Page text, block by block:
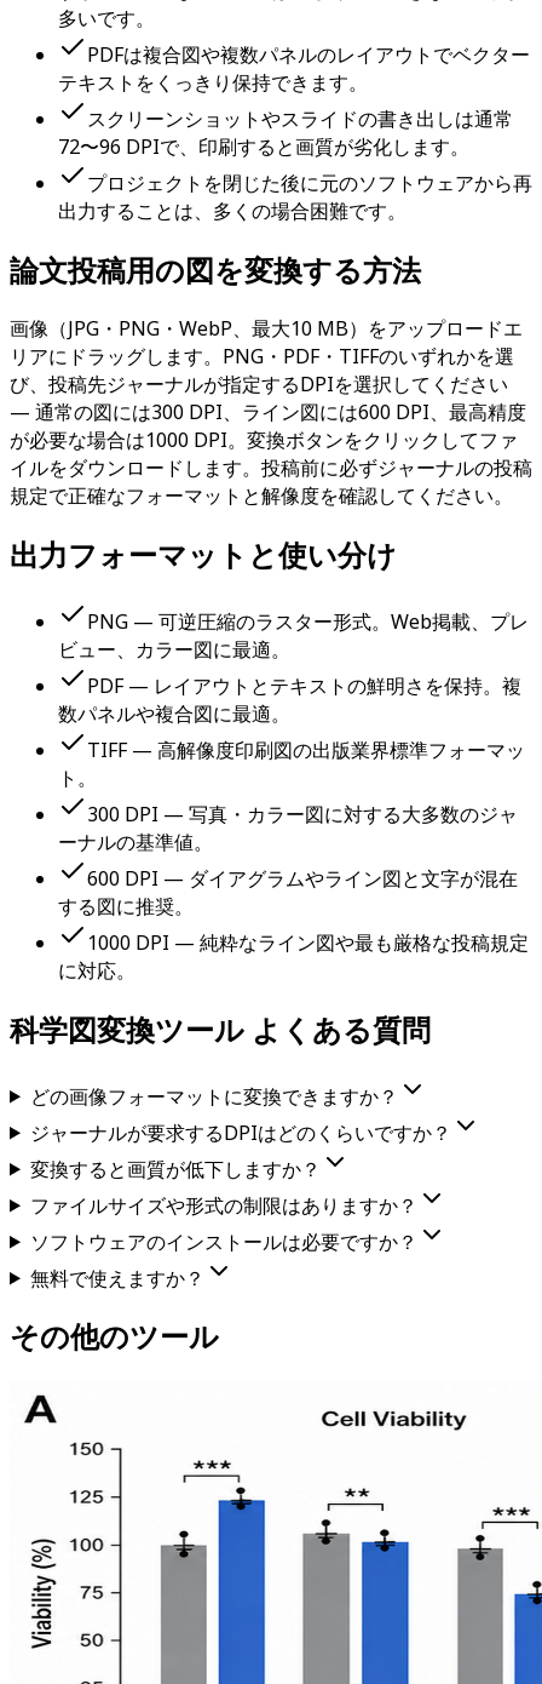
多いです。
PDFは複合図や複数パネルのレイアウトでベクター
テキストをくっきり保持できます。
スクリーンショットやスライドの書き出しは通常
72〜96 DPIで、印刷すると画質が劣化します。
プロジェクトを閉じた後に元のソフトウェアから再
出力することは、多くの場合困難です。
論文投稿用の図を変換する方法
画像（JPG・PNG・WebP、最大10 MB）をアップロードエ
リアにドラッグします。PNG・PDF・TIFFのいずれかを選
び、投稿先ジャーナルが指定するDPIを選択してください
— 通常の図には300 DPI、ライン図には600 DPI、最高精度
が必要な場合は1000 DPI。変換ボタンをクリックしてファ
イルをダウンロードします。投稿前に必ずジャーナルの投稿
規定で正確なフォーマットと解像度を確認してください。
出力フォーマットと使い分け
PNG — 可逆圧縮のラスター形式。Web掲載、プレ
ビュー、カラー図に最適。
PDF — レイアウトとテキストの鮮明さを保持。複
数パネルや複合図に最適。
TIFF — 高解像度印刷図の出版業界標準フォーマッ
ト。
300 DPI — 写真・カラー図に対する大多数のジャ
ーナルの基準値。
600 DPI — ダイアグラムやライン図と文字が混在
する図に推奨。
1000 DPI — 純粋なライン図や最も厳格な投稿規定
に対応。
科学図変換ツール よくある質問
どの画像フォーマットに変換できますか？
ジャーナルが要求するDPIはどのくらいですか？
変換すると画質が低下しますか？
ファイルサイズや形式の制限はありますか？
ソフトウェアのインストールは必要ですか？
無料で使えますか？
その他のツール